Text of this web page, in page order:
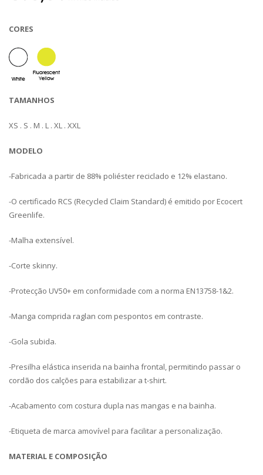
CORES
TAMANHOS
XS . S . M . L . XL . XXL
MODELO
-Fabricada a partir de 88% poliéster reciclado e 12% elastano.
-O certificado RCS (Recycled Claim Standard) é emitido por Ecocert
Greenlife.
-Malha extensível.
-Corte skinny.
-Protecção UV50+ em conformidade com a norma EN13758-1&2.
-Manga comprida raglan com pespontos em contraste.
-Gola subida.
-Presilha elástica inserida na bainha frontal, permitindo passar o
cordão dos calções para estabilizar a t-shirt.
-Acabamento com costura dupla nas mangas e na bainha.
-Etiqueta de marca amovível para facilitar a personalização.
MATERIAL E COMPOSIÇÃO